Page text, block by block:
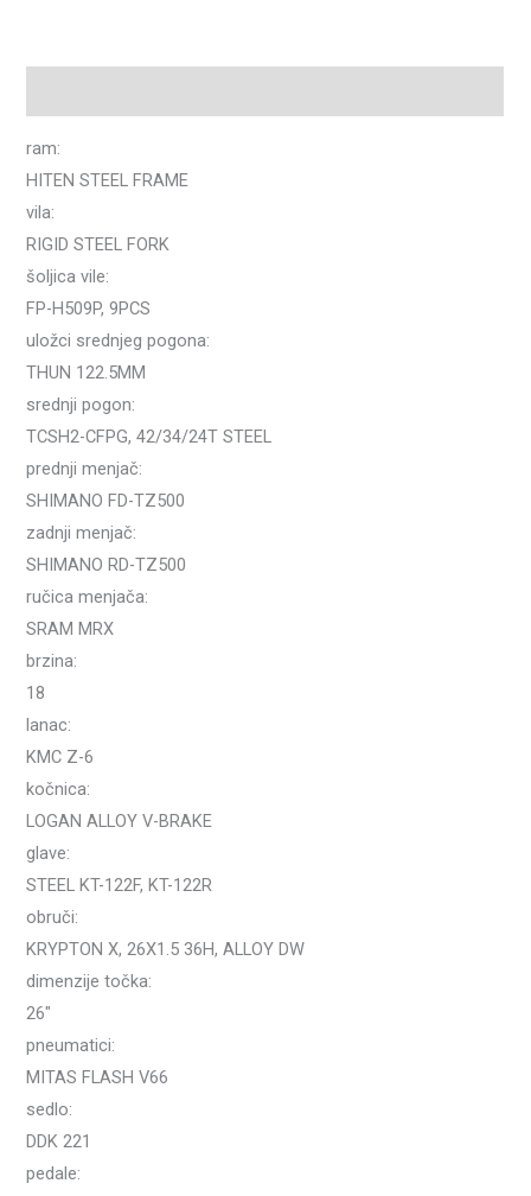
ram:
HITEN STEEL FRAME
vila:
RIGID STEEL FORK
šoljica vile:
FP-H509P, 9PCS
uložci srednjeg pogona:
THUN 122.5MM
srednji pogon:
TCSH2-CFPG, 42/34/24T STEEL
prednji menjač:
SHIMANO FD-TZ500
zadnji menjač:
SHIMANO RD-TZ500
ručica menjača:
SRAM MRX
brzina:
18
lanac:
KMC Z-6
kočnica:
LOGAN ALLOY V-BRAKE
glave:
STEEL KT-122F, KT-122R
obruči:
KRYPTON X, 26X1.5 36H, ALLOY DW
dimenzije točka:
26″
pneumatici:
MITAS FLASH V66
sedlo:
DDK 221
pedale: